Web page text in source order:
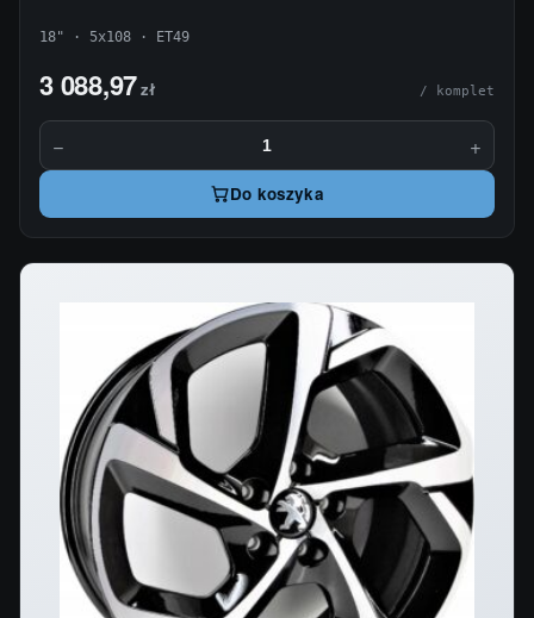
18" · 5x108 · ET49
3 088,97zł / komplet
− +
Do koszyka